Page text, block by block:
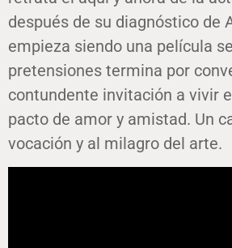
después de su diagnóstico de
empieza siendo una película
pretensiones termina por
contundente invitación a vivir
pacto de amor y amistad. Un
vocación y al milagro del arte.